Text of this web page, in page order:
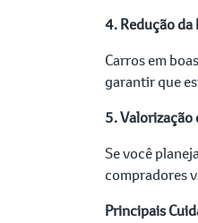
4. Redução da
Carros em
garantir que
5. Valorização
Se você
compradores
Principais